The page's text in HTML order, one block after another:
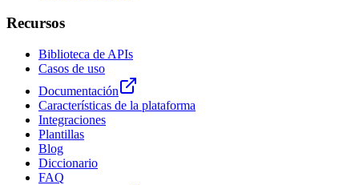
Recursos
Biblioteca de APIs
Casos de uso
Documentación
Características de la plataforma
Integraciones
Plantillas
Blog
Diccionario
FAQ